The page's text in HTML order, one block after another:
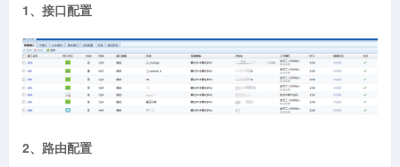
1、接口配置
2、路由配置